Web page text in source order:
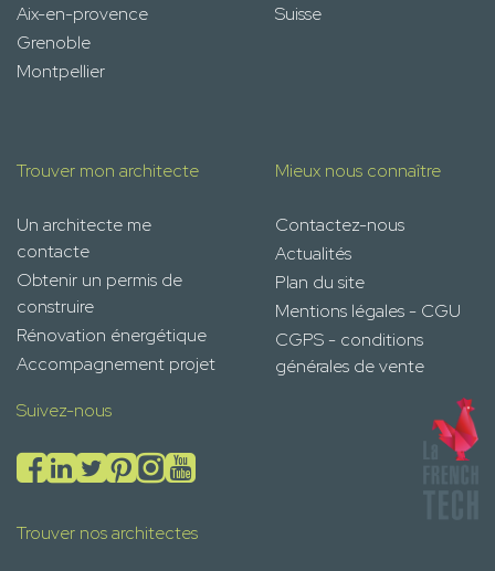
Aix-en-provence
Grenoble
Montpellier
Suisse
Trouver mon architecte
Un architecte me
contacte
Obtenir un permis de
construire
Rénovation énergétique
Accompagnement projet
Mieux nous connaître
Contactez-nous
Actualités
Plan du site
Mentions légales - CGU
CGPS - conditions
générales de vente
Suivez-nous
Trouver nos architectes